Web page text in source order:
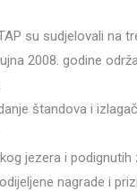
su sudjelovali na
2008. godine
štandova i
jezera i
nagrade i